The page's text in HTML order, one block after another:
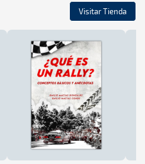
Visitar Tienda